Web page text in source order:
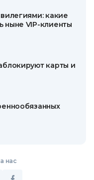
какие
ныне VIP-клиенты
карты и
нас